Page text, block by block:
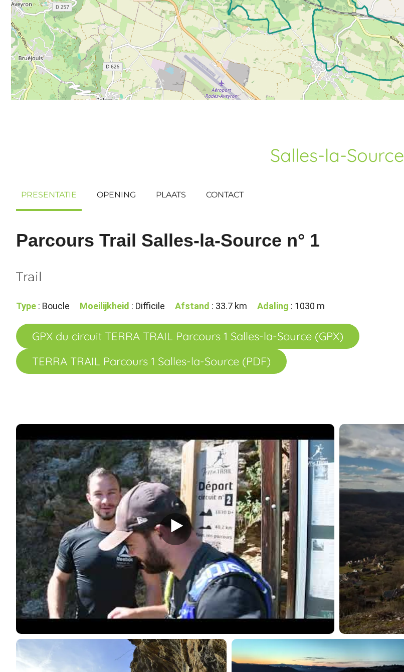
Salles-la-Source
PRESENTATIE OPENING PLAATS CONTACT
Parcours Trail Salles-la-Source n° 1
Trail
Type : Boucle Moeilijkheid : Difficile Afstand : 33.7 km Adaling : 1030 m
GPX du circuit TERRA TRAIL Parcours 1 Salles-la-Source (GPX)
TERRA TRAIL Parcours 1 Salles-la-Source (PDF)